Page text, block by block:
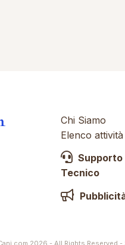
Chi Siamo
Elenco attività
Supporto
Tecnico
2026 - All Rights Reserved